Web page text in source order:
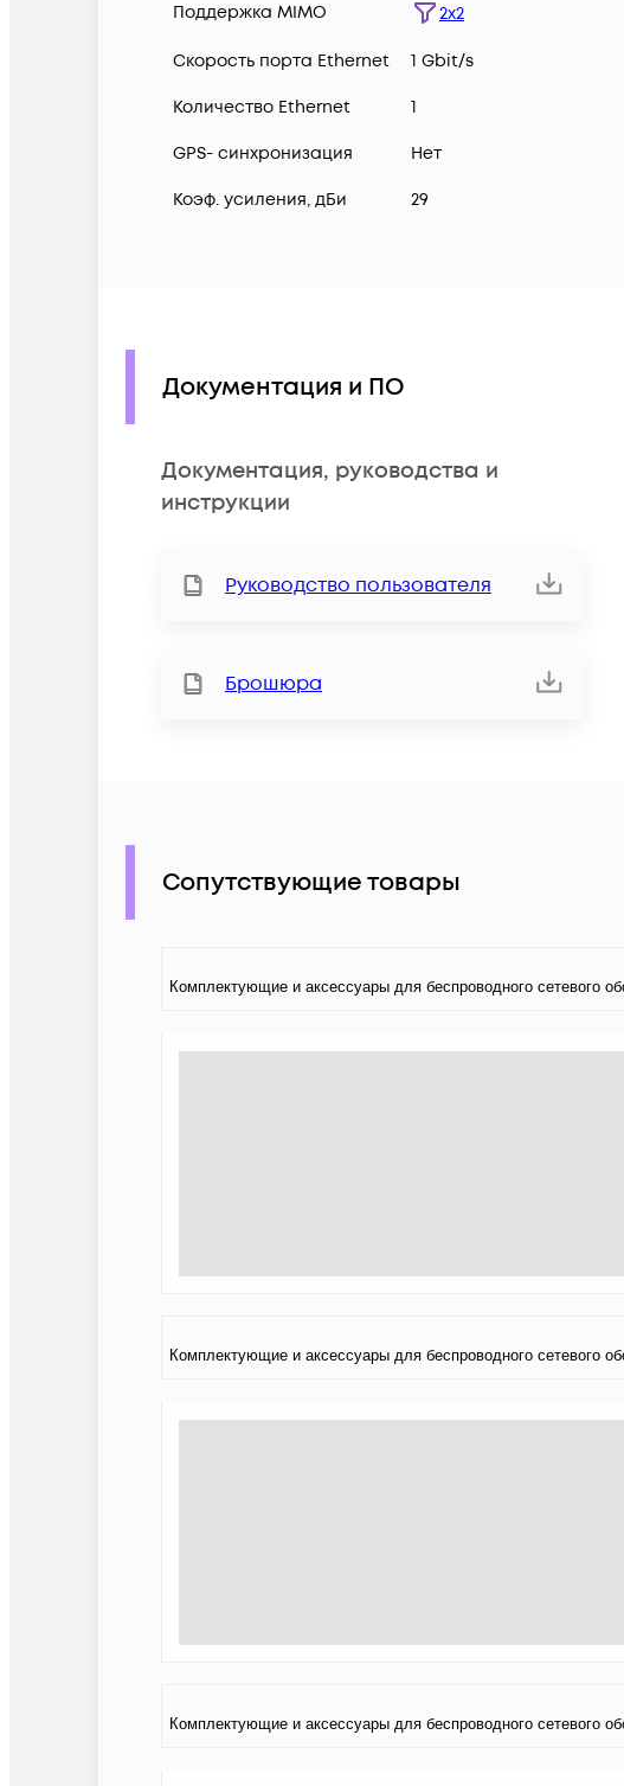
Поддержка MIMO
2x2
Скорость порта Ethernet 1 Gbit/s
Количество Ethernet 1
GPS- синхронизация Нет
Коэф. усиления, дБи 29
Документация и ПО
Документация, руководства и
инструкции
Руководство пользователя
Брошюра
Сопутствующие товары
Комплектующие и аксессуары для беспроводного сетевого
Комплектующие и аксессуары для беспроводного сетевого
Комплектующие и аксессуары для беспроводного сетевого